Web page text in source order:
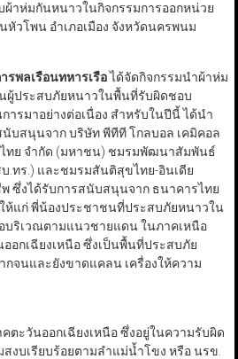
าห่มกันหนาวในกิจกรรมการออกหน่วย
วโพน อำเภอเมือง จังหวัดนครพนม
รพลเรือนทหารเรือได้จัดกิจกรรมนำผ้าห่ม
ผู้ประสบภัยหนาวในพื้นที่รับผิดชอบ
ารมาอย่างต่อเนื่อง สำหรับในปีนี้ ได้นำ
บสนุนจาก บริษัท พีทีที โกลบอล เคมิคอล
ทย จำกัด (มหาชน) ชมรมพัฒนาสัมพันธ์
.ทร.) และชมรมสันติสุขไทย-อินเดีย
ซึ่งได้รับการสนับสนุนจาก ธนาคารไทย
แก่ พี่น้องประชาชนที่ประสบภัยหนาวใน
บริเวณตามแนวชายแดน ในภาคเหนือ
อกเฉียงเหนือ ซึ่งเป็นพื้นที่ประสบภัย
จนและยังขาดแคลน เครื่องให้ความ
ตะวันออกเฉียงเหนือ ซึ่งอยู่ในความรับผิด
งบเรียบร้อยตามลำแม่น้ำโขง หรือ นรข.